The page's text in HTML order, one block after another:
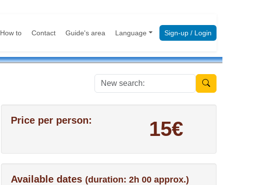
How to Contact Guide's area Language Sign-up / Login
New search:
Price per person: 15€
Available dates (duration: 2h 00 approx.)